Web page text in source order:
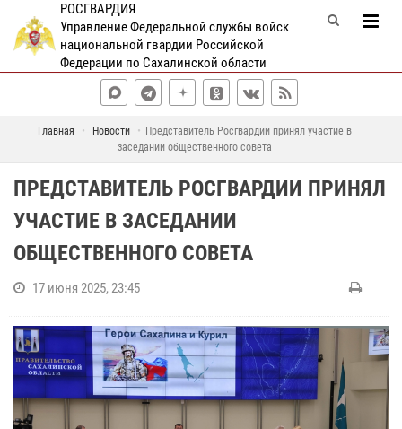
РОСГВАРДИЯ
Управление Федеральной службы войск
национальной гвардии Российской
Федерации по Сахалинской области
Главная Новости
Представитель Росгвардии принял участие в
заседании общественного совета
ПРЕДСТАВИТЕЛЬ РОСГВАРДИИ ПРИНЯЛ
УЧАСТИЕ В ЗАСЕДАНИИ
ОБЩЕСТВЕННОГО СОВЕТА
17 июня 2025, 23:45